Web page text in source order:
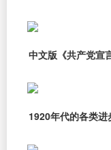
中文版《共产党宣
1920年代的各类进